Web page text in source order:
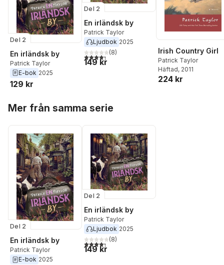
Del 2
En irländsk by
Patrick Taylor
E-bok 2025
129 kr
Del 2
En irländsk by
Patrick Taylor
Ljudbok 2025
4,3utav 5 stjärnor. Totalt antal röster:
(8)
149 kr
Irish Country Girl
Patrick Taylor
Häftad, 2011
224 kr
Mer från samma serie
Del 2
En irländsk by
Patrick Taylor
E-bok 2025
Del 2
En irländsk by
Patrick Taylor
Ljudbok 2025
4,3utav 5 stjärnor. Totalt antal röster:
(8)
149 kr